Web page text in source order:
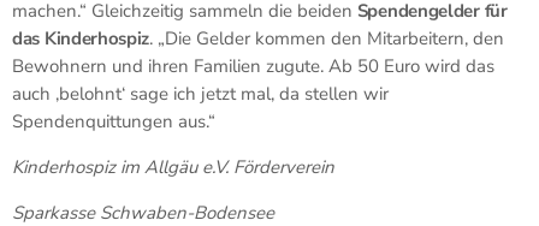
machen.“ Gleichzeitig sammeln die beiden Spendengelder für
das Kinderhospiz. „Die Gelder kommen den Mitarbeitern, den
Bewohnern und ihren Familien zugute. Ab 50 Euro wird das
auch ‚belohnt‘ sage ich jetzt mal, da stellen wir
Spendenquittungen aus.“
Kinderhospiz im Allgäu e.V. Förderverein
Sparkasse Schwaben-Bodensee